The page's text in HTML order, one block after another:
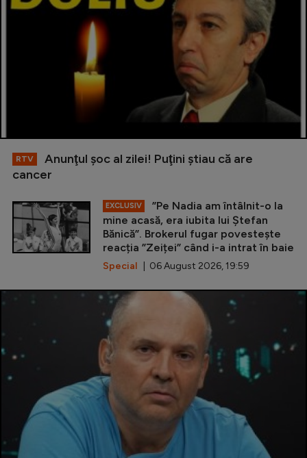
RTV
Anunţul şoc al zilei! Puţini ştiau că are
cancer
EXCLUSIV
”Pe Nadia am întâlnit-o la
mine acasă, era iubita lui Ștefan
Bănică”. Brokerul fugar povestește
reacția ”Zeiței” când i-a intrat în baie
Special | 06 August 2026, 19:59